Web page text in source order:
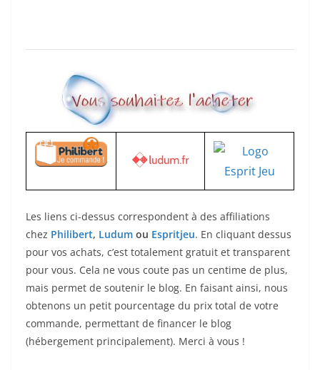
Les liens ci-dessus correspondent à des affiliations
chez Philibert, Ludum ou Espritjeu. En cliquant dessus
pour vos achats, c’est totalement gratuit et transparent
pour vous. Cela ne vous coute pas un centime de plus,
mais permet de soutenir le blog. En faisant ainsi, nous
obtenons un petit pourcentage du prix total de votre
commande, permettant de financer le blog
(hébergement principalement). Merci à vous !